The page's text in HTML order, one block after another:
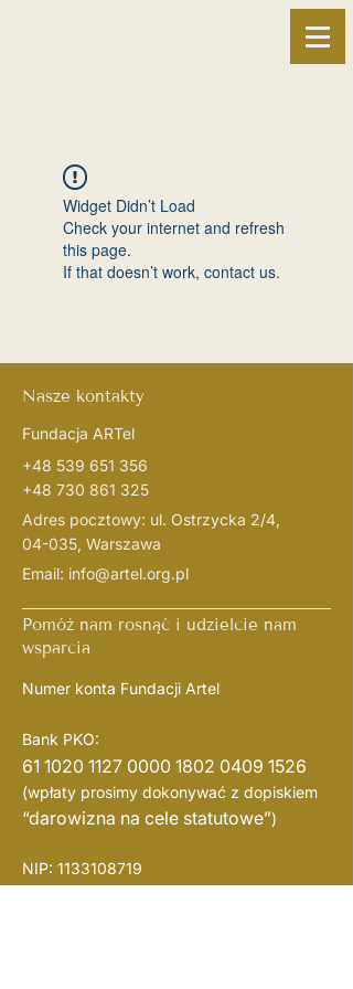
Widget Didn’t Load
Check your internet and refresh
this page.
If that doesn’t work, contact us.
Nasze kontakty
Fundacja ARTel
+48 539 651 356
+48 730 861 325
Adres pocztowy: ul. Ostrzycka 2/4,
04-035, Warszawa
Email: info@artel.org.pl
Pomóż nam rosnąć i udzielcie nam
wsparcia
Numer konta Fundacji Artel
Bank PKO:
61 1020 1127 0000 1802 0409 1526
(wpłaty prosimy dokonywać z dopiskiem
“darowizna na cele statutowe”)
NIP: 1133108719